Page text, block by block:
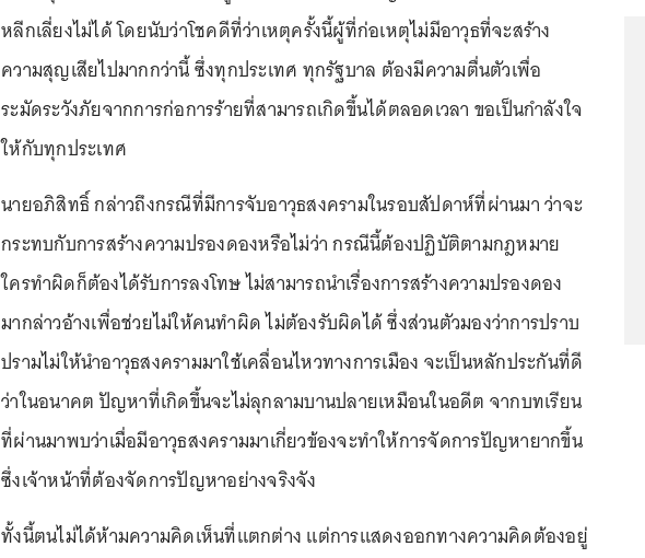
หลีกเลี่ยงไม่ได้ โดยนับว่าโชคดีที่ว่าเหตุครั้งนี้ผู้ที่ก่อเหตุไม่มีอาวุธที่จะสร้าง
ความสุญเสียไปมากกว่านี้ ซึ่งทุกประเทศ ทุกรัฐบาล ต้องมีความตื่นตัวเพื่อ
ระมัดระวังภัยจากการก่อการร้ายที่สามารถเกิดขึ้นได้ตลอดเวลา ขอเป็นกำลังใจ
ให้กับทุกประเทศ
นายอภิสิทธิ์ กล่าวถึงกรณีที่มีการจับอาวุธสงครามในรอบสัปดาห์ที่ผ่านมา ว่าจะ
กระทบกับการสร้างความปรองดองหรือไม่ว่า กรณีนี้ต้องปฏิบัติตามกฎหมาย
ใครทำผิดก็ต้องได้รับการลงโทษ ไม่สามารถนำเรื่องการสร้างความปรองดอง
มากล่าวอ้างเพื่อช่วยไม่ให้คนทำผิด ไม่ต้องรับผิดได้ ซึ่งส่วนตัวมองว่าการปราบ
ปรามไม่ให้นำอาวุธสงครามมาใช้เคลื่อนไหวทางการเมือง จะเป็นหลักประกันที่ดี
ว่าในอนาคต ปัญหาที่เกิดขึ้นจะไม่ลุกลามบานปลายเหมือนในอดีต จากบทเรียน
ที่ผ่านมาพบว่าเมื่อมีอาวุธสงครามมาเกี่ยวข้องจะทำให้การจัดการปัญหายากขึ้น
ซึ่งเจ้าหน้าที่ต้องจัดการปัญหาอย่างจริงจัง
ทั้งนี้ตนไม่ได้ห้ามความคิดเห็นที่แตกต่าง แต่การแสดงออกทางความคิดต้องอยู่